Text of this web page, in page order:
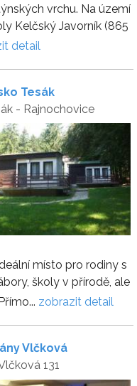
vrchu. Na území
Kelčský Javorník (865
detail
Tesák
- Rajnochovice
místo pro rodiny s
školy v přírodě, ale
zobrazit detail
Vlčková
131